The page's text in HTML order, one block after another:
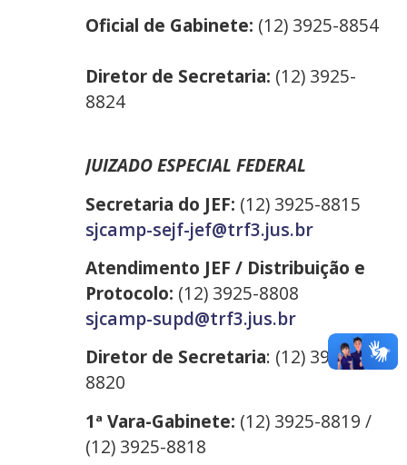
Oficial de Gabinete: (12) 3925-8854
Diretor de Secretaria: (12) 3925-
8824
JUIZADO ESPECIAL FEDERAL
Secretaria do JEF: (12) 3925-8815
sjcamp-sejf-jef@trf3.jus.br
Atendimento JEF / Distribuição e
Protocolo: (12) 3925-8808
sjcamp-supd@trf3.jus.br
Diretor de Secretaria: (12) 3925-
8820
1ª Vara-Gabinete: (12) 3925-8819 /
(12) 3925-8818